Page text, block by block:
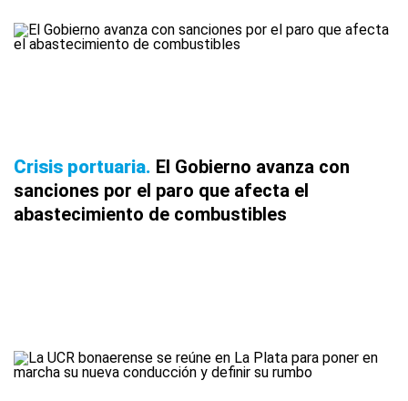
Crisis portuaria El Gobierno avanza con
sanciones por el paro que afecta el
abastecimiento de combustibles